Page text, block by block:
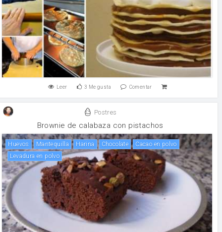
Leer 3 Me gusta Comentar
Postres
Brownie de calabaza con pistachos
huevos mantequilla harina chocolate
Cacao en polvo
levadura en polvo